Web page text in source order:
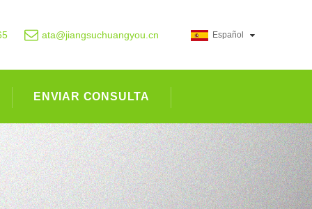
Español
ata@jiangsuchuangyou.cn
ENVIAR CONSULTA